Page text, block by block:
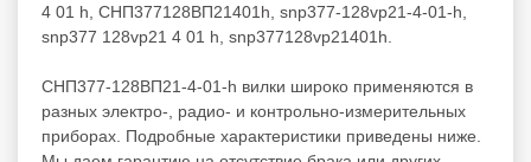
4 01 h, СНП377128ВП21401h, snp377-128vp21-4-01-h,
snp377 128vp21 4 01 h, snp377128vp21401h.
СНП377-128ВП21-4-01-h вилки широко применяются в
разных электро-, радио- и контрольно-измерительных
приборах. Подробные характеристики приведены ниже.